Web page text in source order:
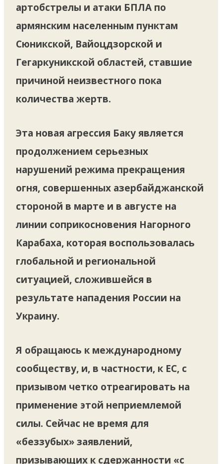
артобстрелы и атаки БПЛА по
армянским населенным пунктам
Сюникской, Вайоцдзорской и
Гегаркуникской областей, ставшие
причиной неизвестного пока
количества жертв.
Эта новая агрессия Баку является
продолжением серьезных
нарушений режима прекращения
огня, совершенных азербайджанской
стороной в марте и в августе на
линии соприкосновения Нагорного
Карабаха, которая воспользовалась
глобальной и региональной
ситуацией, сложившейся в
результате нападения России на
Украину.
Я обращаюсь к международному
сообществу, и, в частности, к ЕС, с
призывом четко отреагировать на
применение этой неприемлемой
силы. Сейчас не время для
«беззубых» заявлений,
призывающих к сдержанности «с